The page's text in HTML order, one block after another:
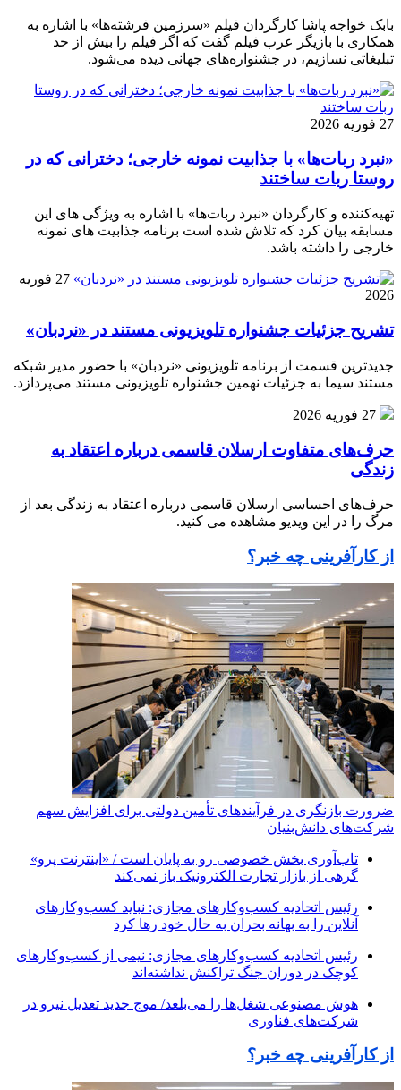
بابک خواجه پاشا کارگردان فیلم «سرزمین فرشته‌ها» با اشاره به
همکاری با بازیگر عرب فیلم گفت که اگر فیلم را بیش از حد
تبلیغاتی نسازیم، در جشنواره‌های جهانی دیده می‌شود.
27 فوریه 2026
«نبرد ربات‌ها» با جذابیت نمونه خارجی؛ دخترانی که در
روستا ربات ساختند
تهیه‌کننده و کارگردان «نبرد ربات‌ها» با اشاره به ویژگی های این
مسابقه بیان کرد که تلاش شده است برنامه جذابیت های نمونه
خارجی را داشته باشد.
27 فوریه
2026
تشریح جزئیات جشنواره‌ تلویزیونی مستند در «نردبان»
جدیدترین قسمت از برنامه‌ تلویزیونی «نردبان» با حضور مدیر شبکه
مستند سیما به جزئیات نهمین جشنواره‌ تلویزیونی مستند می‌پردازد.
27 فوریه 2026
حرف‌های متفاوت ارسلان قاسمی درباره اعتقاد به
زندگی
حرف‌های احساسی ارسلان قاسمی درباره اعتقاد به زندگی بعد از
مرگ را در این ویدیو مشاهده می کنید.
از کارآفرینی چه خبر؟
ضرورت بازنگری در فرآیندهای تأمین دولتی برای افزایش سهم
شرکت‌های دانش‌بنیان
تاب‌آوری بخش خصوصی رو به پایان است / «اینترنت پرو»
گرهی از بازار تجارت الکترونیک باز نمی‌کند
رئیس اتحادیه کسب‌وکارهای مجازی: نباید کسب‌وکارهای
آنلاین را به بهانه بحران به حال خود رها کرد
رئیس اتحادیه کسب‌وکارهای مجازی: نیمی از کسب‌وکارهای
کوچک در دوران جنگ‌ تراکنش نداشته‌اند
هوش مصنوعی شغل‌ها را می‌بلعد/ موج جدید تعدیل نیرو در
شرکت‌های فناوری
از کارآفرینی چه خبر؟